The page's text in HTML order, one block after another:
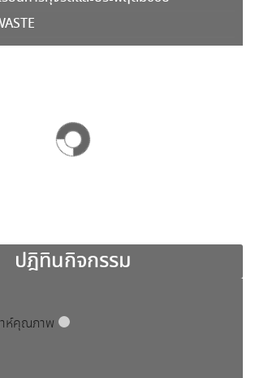
มเสี่ยง
สริมคุณธรรมและความโปร่งใส
ารเรียนรู้ภาษาไทย
ารงานอาชีพ
ปฎิทินกิจกรรม
ห์คุณภาพ